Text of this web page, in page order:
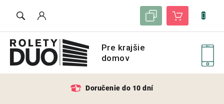
Zoznam vzoriek Nákupný košík
Doručenie do 10 dní